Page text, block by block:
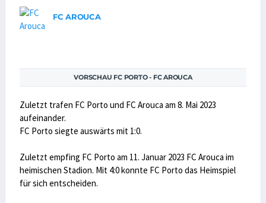
FC AROUCA
VORSCHAU FC PORTO - FC AROUCA
Zuletzt trafen FC Porto und FC Arouca am 8. Mai 2023
aufeinander.
FC Porto siegte auswärts mit 1:0.
Zuletzt empfing FC Porto am 11. Januar 2023 FC Arouca im
heimischen Stadion. Mit 4:0 konnte FC Porto das Heimspiel
für sich entscheiden.